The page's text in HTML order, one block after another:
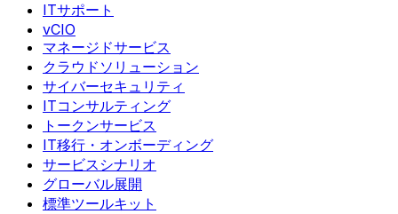
ITサポート
vCIO
マネージドサービス
クラウドソリューション
サイバーセキュリティ
ITコンサルティング
トークンサービス
IT移行・オンボーディング
サービスシナリオ
グローバル展開
標準ツールキット